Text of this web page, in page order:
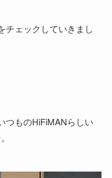
チェックしていきまし
つものHiFiMANらしい